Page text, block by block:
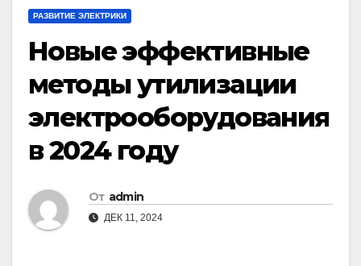
РАЗВИТИЕ ЭЛЕКТРИКИ
Новые эффективные
методы утилизации
электрооборудования
в 2024 году
От admin
ДЕК 11, 2024